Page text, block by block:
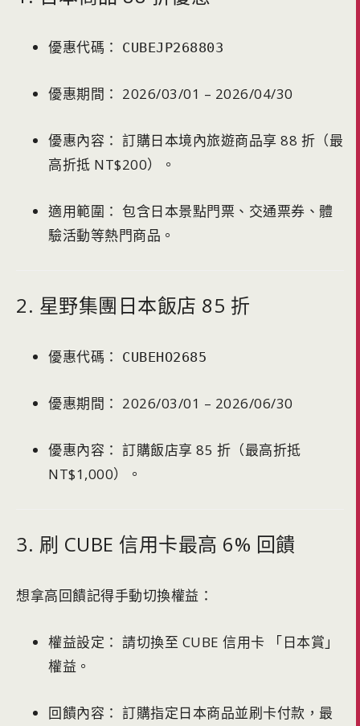
優惠代碼： CUBEJP268803
優惠期間： 2026/03/01 – 2026/04/30
優惠內容： 訂購日本境內旅遊商品享 88 折（最
高折抵 NT$200）。
適用範圍： 包含日本景點門票、交通票券、體
驗活動等熱門商品。
2. 星野集團日本飯店 85 折
優惠代碼： CUBEHO2685
優惠期間： 2026/03/01 – 2026/06/30
優惠內容： 訂購飯店享 85 折（最高折抵
NT$1,000）。
3. 刷 CUBE 信用卡最高 6% 回饋
想拿高回饋記得手動切換權益：
權益設定： 請切換至 CUBE 信用卡 「日本賞」
權益。
回饋內容： 訂購指定日本商品並刷卡付款，最